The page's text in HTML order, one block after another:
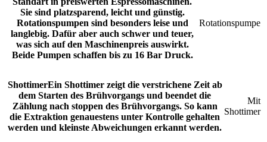
Sie sind platzsparend, leicht und günstig.
Rotationspumpen sind besonders leise und
langlebig. Dafür aber auch schwer und teuer,
was sich auf den Maschinenpreis auswirkt.
Beide Pumpen schaffen bis zu 16 Bar Druck.
Rotationspumpe
ShottimerEin Shottimer zeigt die verstrichene Zeit ab
dem Starten des Brühvorgangs und beendet die
Zählung nach stoppen des Brühvorgangs. So kann
die Extraktion genauestens unter Kontrolle gehalten
werden und kleinste Abweichungen erkannt werden.
Mit
Shottimer